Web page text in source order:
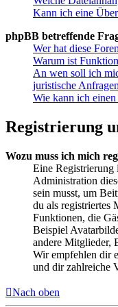
Kann ich eine
phpBB betreffende
Wer hat diese
Warum ist
An wen soll ich
juristische
Wie kann ich
Registrierung
Wozu muss ich mich
Eine
Administration
sein musst, um
du als registriertes
Funktionen, die
Beispiel
andere Mitglieder,
Wir empfehlen dir
und dir zahlreiche
Nach oben